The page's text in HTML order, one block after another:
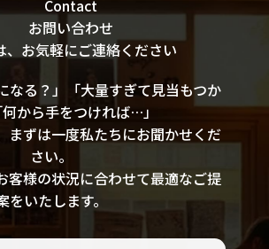
Contact
お問い合わせ
、お気軽にご連絡ください
なる？」「大量すぎて見当もつか
から手をつければ…」
まずは一度私たちにお聞かせくだ
さい。
客様の状況に合わせて最適なご提
をいたします。